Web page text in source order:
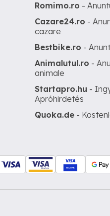
Romimo.ro -
Cazare24.ro -
cazare
Bestbike.ro -
Animalutul.ro -
animale
Startapro.hu -
Apróhirdetés
Quoka.de -